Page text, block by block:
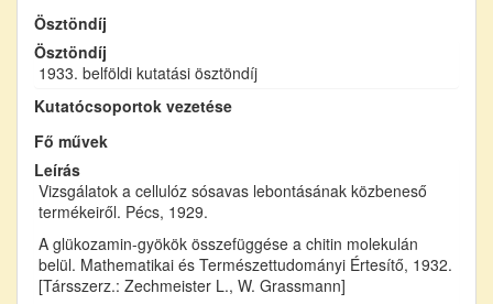
Ösztöndíj
Ösztöndíj
1933. belföldi kutatási ösztöndíj
Kutatócsoportok vezetése
Fő művek
Leírás
Vizsgálatok a cellulóz sósavas lebontásának közbeneső
termékeiről. Pécs, 1929.
A glükozamin-gyökök összefüggése a chitin molekulán
belül. Mathematikai és Természettudományi Értesítő, 1932.
[Társszerz.: Zechmeister L., W. Grassmann]